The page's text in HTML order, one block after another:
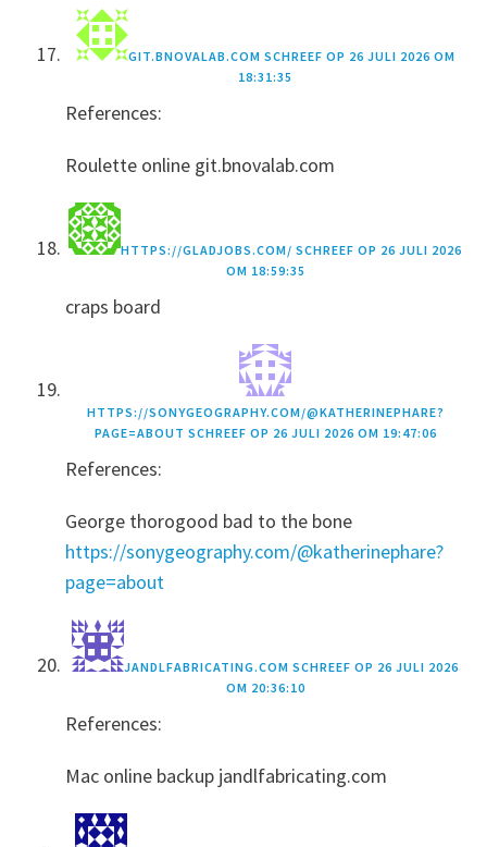
GIT.BNOVALAB.COM SCHREEF OP 26 JULI 2026 OM
18:31:35
References:
Roulette online git.bnovalab.com
HTTPS://GLADJOBS.COM/ SCHREEF OP 26 JULI 2026
OM 18:59:35
craps board
HTTPS://SONYGEOGRAPHY.COM/@KATHERINEPHARE?
PAGE=ABOUT SCHREEF OP 26 JULI 2026 OM 19:47:06
References:
George thorogood bad to the bone
https://sonygeography.com/@katherinephare?
page=about
JANDLFABRICATING.COM SCHREEF OP 26 JULI 2026
OM 20:36:10
References:
Mac online backup jandlfabricating.com